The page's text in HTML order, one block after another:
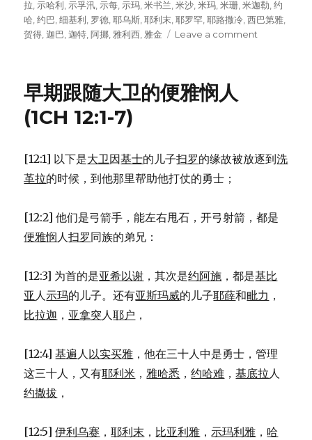
拉 示哈利 示孚汛 示每 示玛 ,米书兰 ,米沙 ,米玛 ,米珊 ,米迦勒 ,约
哈 ,约巴 ,细基利 罗德 ,耶乌斯 ,耶利末 ,耶罗罕 ,耶路撒冷 ,西巴第雅
贺得 ,迦巴 ,迦特 ,阿挪 雅利西 雅金 Leave a comment
28)
早期跟随大卫的便雅悯人
(1CH 12:1-7)
[12:1] 以下是大卫因基士的儿子扫罗的缘故被放逐到洗
革拉的时候，到他那里帮助他打仗的勇士；
[12:2] 他们是弓箭手，能左右甩石，开弓射箭，都是
便雅悯人扫罗同族的弟兄：
[12:3] 为首的是亚希以谢 ，其次是约阿施 ，都是基比
亚 人示玛的儿子。还有亚斯玛威的儿子耶薛和毗力 ，
比拉迦 ， 亚拿突人耶户 ，
[12:4]基遍人以实买雅 ，他在三十人中是勇士，管理
这三十人，又有耶利米 ，雅哈悉 ，约哈难 ，基底拉人
约撒拔 ，
[12:5]伊利乌赛 ，耶利末 ， 比亚利雅 ，示玛利雅 ， 哈